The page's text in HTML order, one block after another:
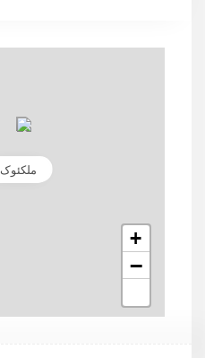
ملکئوک
نگرولمود
+
−